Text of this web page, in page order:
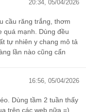
20:34, 05/04/2026
cầu răng trắng, thơm
quá mạnh. Dùng đều
tự nhiên y chang mô tả
lần nào cũng cẩn
16:56, 05/04/2026
Dùng tầm 2 tuần thấy
trên các web nữa =)